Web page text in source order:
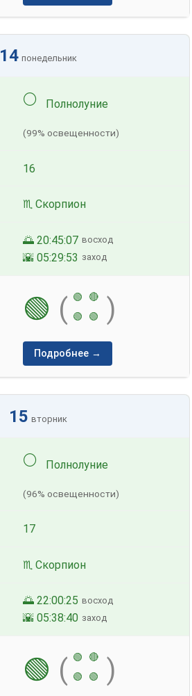
14 понедельник
🌕 Полнолуние
(99% освещенности)
16
♏ Скорпион
🌅 20:45:07 восход
🌇 05:29:53 заход
🟢 ( 🟢
🔴
🟢
🟢 )
Подробнее →
15 вторник
🌕 Полнолуние
(96% освещенности)
17
♏ Скорпион
🌅 22:00:25 восход
🌇 05:38:40 заход
🟢 ( 🟢
🔴
🟢
🟢 )